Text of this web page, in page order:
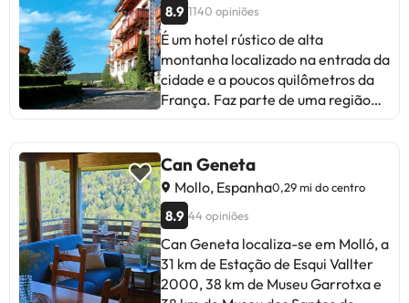
8.9 1140 opiniões
É um hotel rústico de alta
montanha localizado na entrada da
cidade e a poucos quilômetros da
França. Faz parte de uma região
onde a tradição é cheia de
conteúdo. É o local ideal para
desfrutar de uma estadia num
ambiente tranquilo, serviço
simpático e chegar onde a
natureza acolhe o seu local de
descanso. A uma curta caminhada,
Can Geneta
Mollo, Espanha0,29 mi do centro
8.9 44 opiniões
Can Geneta localiza-se em Molló, a
31 km de Estação de Esqui Vallter
2000, 38 km de Museu Garrotxa e